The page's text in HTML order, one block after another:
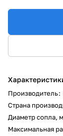
Производитель:
Страна
Диаметр сопла,
Максимальная